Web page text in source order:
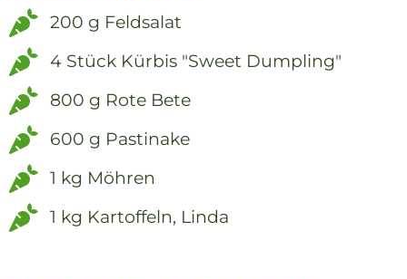
200 g Feldsalat
4 Stück Kürbis "Sweet Dumpling"
800 g Rote Bete
600 g Pastinake
1 kg Möhren
1 kg Kartoffeln, Linda